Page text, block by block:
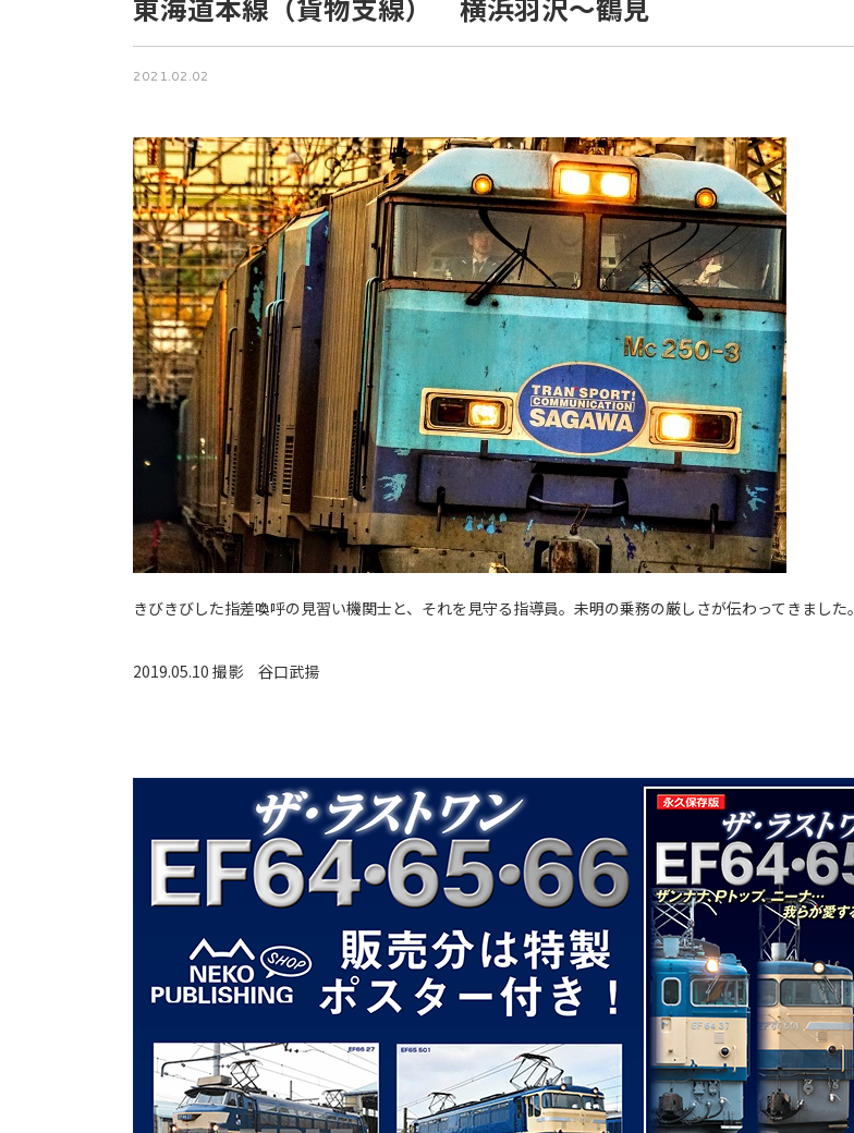
東海道本線（貨物支線） 横浜羽沢～鶴見
2021.02.02
きびきびした指差喚呼の見習い機関士と、それを見守る指導員。未明の乗務の厳しさが伝わってきました。
2019.05.10 撮影 谷口武揚